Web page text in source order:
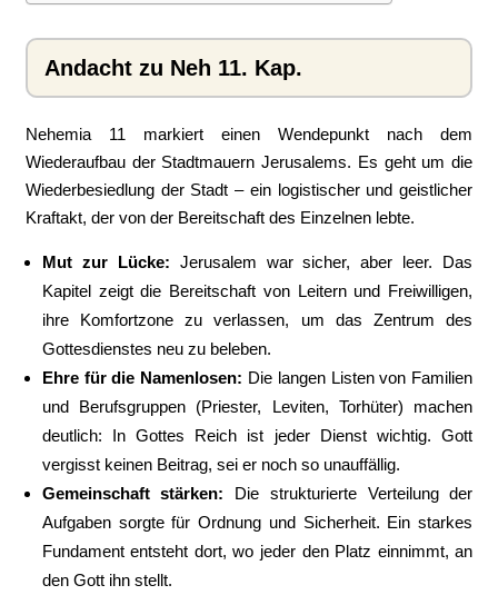
Andacht zu Neh 11. Kap.
Nehemia 11 markiert einen Wendepunkt nach dem
Wiederaufbau der Stadtmauern Jerusalems. Es geht um die
Wiederbesiedlung der Stadt – ein logistischer und geistlicher
Kraftakt, der von der Bereitschaft des Einzelnen lebte.
Mut zur Lücke: Jerusalem war sicher, aber leer. Das
Kapitel zeigt die Bereitschaft von Leitern und Freiwilligen,
ihre Komfortzone zu verlassen, um das Zentrum des
Gottesdienstes neu zu beleben.
Ehre für die Namenlosen: Die langen Listen von Familien
und Berufsgruppen (Priester, Leviten, Torhüter) machen
deutlich: In Gottes Reich ist jeder Dienst wichtig. Gott
vergisst keinen Beitrag, sei er noch so unauffällig.
Gemeinschaft stärken: Die strukturierte Verteilung der
Aufgaben sorgte für Ordnung und Sicherheit. Ein starkes
Fundament entsteht dort, wo jeder den Platz einnimmt, an
den Gott ihn stellt.